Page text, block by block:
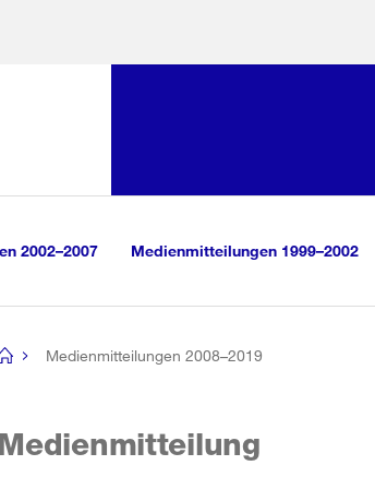
2002–2007 Medienmitteilungen 1999–2002
Medienmitteilungen 2008–2019